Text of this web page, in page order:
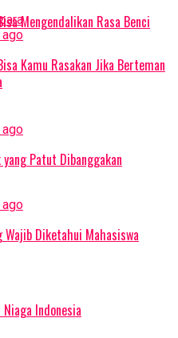
Mengendalikan Rasa Benci
Kamu Rasakan Jika Berteman
Patut Dibanggakan
Diketahui Mahasiswa
Indonesia